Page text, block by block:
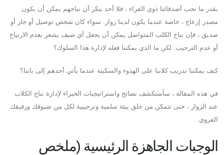
بقدر ما نحب أصدقائنا ذوي الفراء ، فلا أحد ينكر أن نباحهم يمكن أن يكون
مصدر إزعاج ، خاصة عندما يكون لدينا زوار. سواء كان شخص توصيل أو جار أو
صديق ، فإن نباح الكلب المتواصل يمكن أن يجعل أي ضيف يشعر بعدم الارتياح
أو عدم الترحيب. لكن ما الذي يمكننا فعله لإدارة هذا السلوك؟
كيف يمكننا تدريب كلابنا على الهدوء والسكينة عندما يأتي أحدهم إلى بابنا؟
في هذه المقالة ، سأستكشف نصائح واستراتيجيات الخبراء لإدارة نباح الكلاب
عند الزوار ، حتى تتمكن من خلق بيئة سلمية وترحيبية لكل من ضيوفك ورفيقك
الفروي.
الوجبات الجاهزة الرئيسية (ملخص